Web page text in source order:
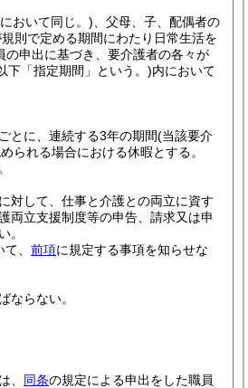
おいて同じ。) 、父母、子、配偶者の
則で定める期間にわたり日常生活を
申出に基づき、要介護者の各々が
下「指定期間」という。)内において
とに、連続する3年の期間(当該要介
られる場合における休暇とする。
対して、仕事と介護との両立に資す
両立支援制度等の申告、請求又は申
。
、 前項に規定する事項を知らせな
ならない。
、 同条の規定による申出をした職員